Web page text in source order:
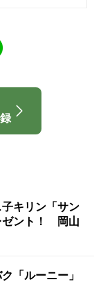
キリン「サン
ゼント！ 岡山
「ルーニー」